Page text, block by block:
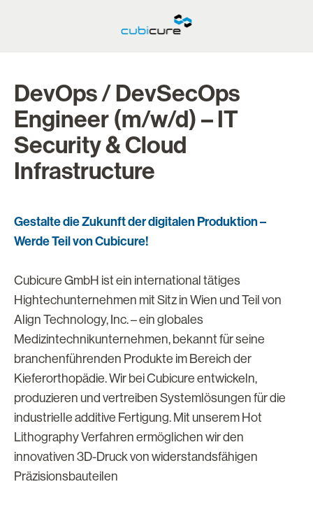
DevOps / DevSecOps
Engineer (m/w/d) – IT
Security & Cloud
Infrastructure
Gestalte die Zukunft der digitalen Produktion –
Werde Teil von Cubicure!
Cubicure GmbH ist ein international tätiges
Hightechunternehmen mit Sitz in Wien und Teil von
Align Technology, Inc. – ein globales
Medizintechnikunternehmen, bekannt für seine
branchenführenden Produkte im Bereich der
Kieferorthopädie. Wir bei Cubicure entwickeln,
produzieren und vertreiben Systemlösungen für die
industrielle additive Fertigung. Mit unserem Hot
Lithography Verfahren ermöglichen wir den
innovativen 3D-Druck von widerstandsfähigen
Präzisionsbauteilen